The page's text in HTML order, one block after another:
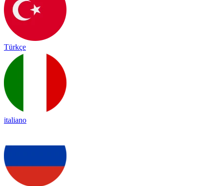
Türkçe
italiano